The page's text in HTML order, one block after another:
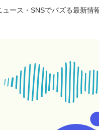
ース・SNSでバズる最新